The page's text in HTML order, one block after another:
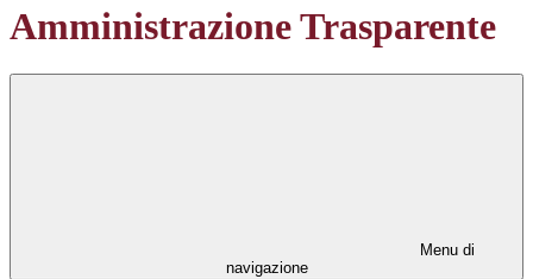
Amministrazione Trasparente
Menu di
navigazione